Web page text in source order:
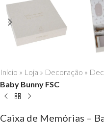
Início » Loja » Decoração »
Baby Bunny FSC
Caixa de Memórias –